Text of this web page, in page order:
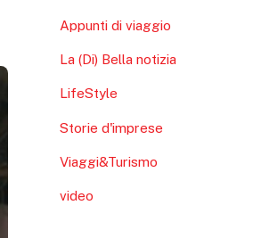
Appunti di viaggio
La (Di) Bella notizia
LifeStyle
Storie d'imprese
Viaggi&Turismo
video